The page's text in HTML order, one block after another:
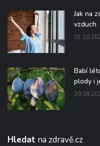
Jak na
vzduch
Babí
plody i
Hledat na zdravě.cz